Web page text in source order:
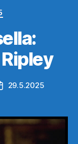
29.5.2025